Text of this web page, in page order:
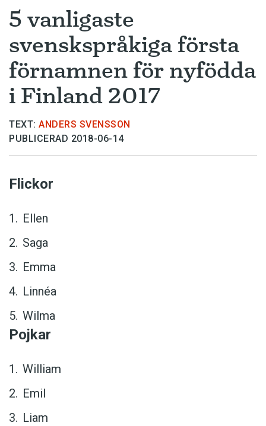
5 vanligaste
svenskspråkiga första
förnamnen för nyfödda
i Finland 2017
TEXT: ANDERS SVENSSON
PUBLICERAD 2018-06-14
Flickor
Ellen
Saga
Emma
Linnéa
Wilma
Pojkar
William
Emil
Liam